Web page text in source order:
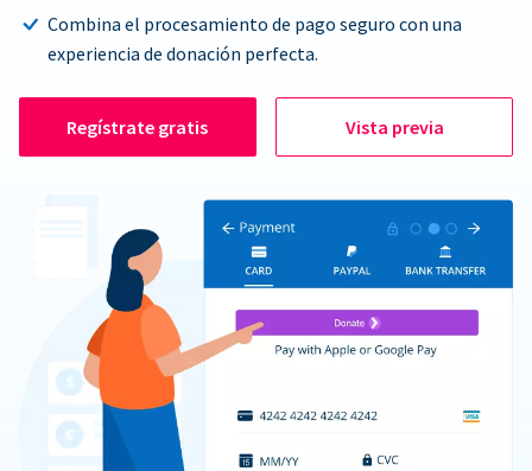
Combina el procesamiento de pago seguro con una
experiencia de donación perfecta.
Regístrate gratis Vista previa